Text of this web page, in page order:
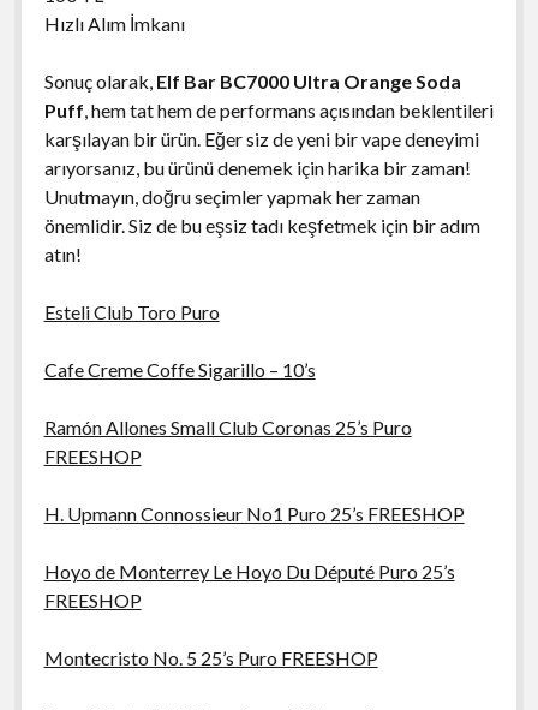
Hızlı Alım İmkanı
Sonuç olarak, Elf Bar BC7000 Ultra Orange Soda
Puff, hem tat hem de performans açısından beklentileri
karşılayan bir ürün. Eğer siz de yeni bir vape deneyimi
arıyorsanız, bu ürünü denemek için harika bir zaman!
Unutmayın, doğru seçimler yapmak her zaman
önemlidir. Siz de bu eşsiz tadı keşfetmek için bir adım
atın!
Esteli Club Toro Puro
Cafe Creme Coffe Sigarillo – 10’s
Ramón Allones Small Club Coronas 25’s Puro
FREESHOP
H. Upmann Connossieur No1 Puro 25’s FREESHOP
Hoyo de Monterrey Le Hoyo Du Député Puro 25’s
FREESHOP
Montecristo No. 5 25’s Puro FREESHOP